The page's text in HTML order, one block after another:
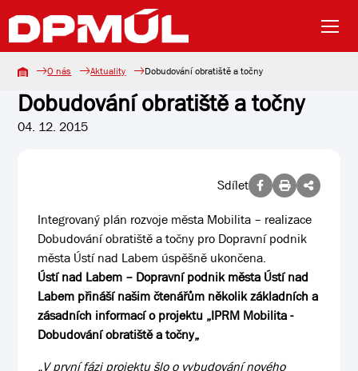
O nás Aktuality Dobudování obratiště a točny
Dobudování obratiště a točny
04. 12. 2015
Sdílet
Integrovaný plán rozvoje města Mobilita – realizace
Dobudování obratiště a točny pro Dopravní podnik
města Ústí nad Labem úspěšně ukončena.
Ústí nad Labem – Dopravní podnik města Ústí nad
Labem přináší našim čtenářům několik základních a
zásadních informací o projektu „IPRM Mobilita -
Dobudování obratiště a točny„
„V první fázi projektu šlo o vybudování nového